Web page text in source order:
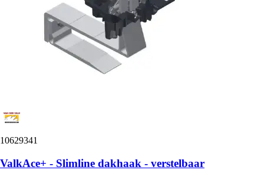
10629341
ValkAce+ - Slimline dakhaak - verstelbaar